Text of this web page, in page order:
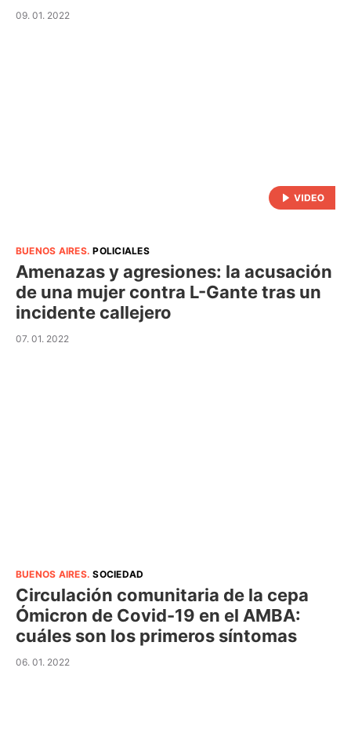
09. 01. 2022
BUENOS AIRES.POLICIALES
Amenazas y agresiones: la acusación
de una mujer contra L-Gante tras un
incidente callejero
07. 01. 2022
BUENOS AIRES.SOCIEDAD
Circulación comunitaria de la cepa
Ómicron de Covid-19 en el AMBA:
cuáles son los primeros síntomas
06. 01. 2022